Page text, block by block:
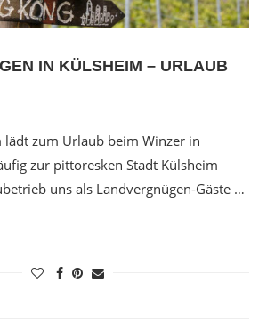
IN KÜLSHEIM – URLAUB
lädt zum Urlaub beim Winzer in
zur pittoresken Stadt Külsheim
uns als Landvergnügen-Gäste …